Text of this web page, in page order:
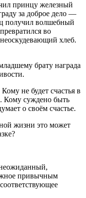
принцу железный
за доброе дело —
получил волшебный
во
хлеб.
брату награда
не будет счастья в
Кому суждено быть
о своём счастье.
жизни это может
привычным